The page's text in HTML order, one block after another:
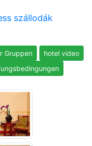
szállodák
Gruppen
hotel video